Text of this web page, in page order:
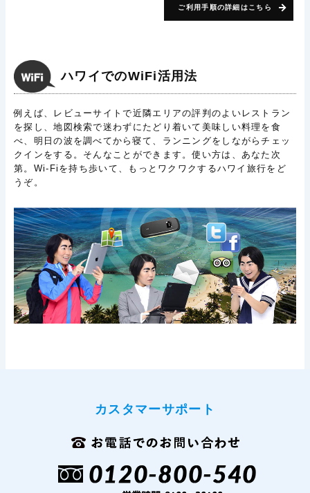
ご利用手順の詳細はこちら
ハワイでのWiFi活用法
例えば、レビューサイトで近隣エリアの評判のよいレストラン
を探し、地図検索で迷わずにたどり着いて美味しい料理を食
べ、明日の波を調べてから寝て、ランニングをしながらチェッ
クインをする。そんなことができます。使い方は、あなた次
第。Wi-Fiを持ち歩いて、もっとワクワクするハワイ旅行をど
うぞ。
カスタマーサポート